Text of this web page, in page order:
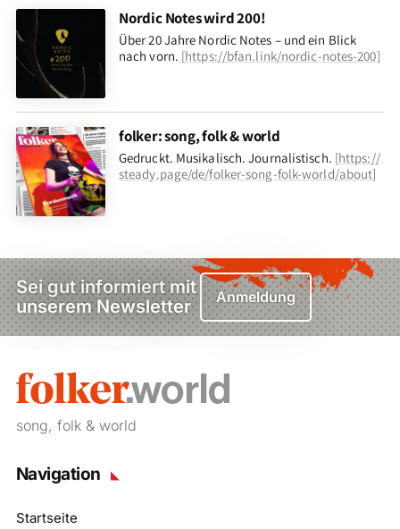
Nordic Notes wird 200!
Über 20 Jahre Nordic Notes – und ein Blick
nach vorn. [https://bfan.link/nordic-notes-200]
folker: song, folk & world
Gedruckt. Musikalisch. Journalistisch. [https://
steady.page/de/folker-song-folk-world/about]
Sei gut informiert mit
unserem Newsletter
Anmeldung
song, folk & world
Navigation
Startseite